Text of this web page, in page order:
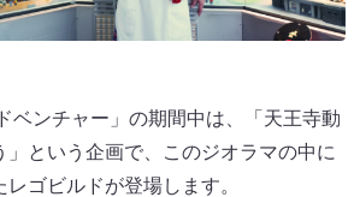
ベンチャー」の期間中は、「天王寺動
」という企画で、このジオラマの中に
ゴビルドが登場します。